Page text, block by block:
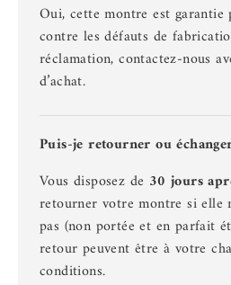
Oui, cette montre est garantie
contre les défauts de
réclamation, contactez-nous
d’achat.
Puis-je retourner ou
Vous disposez de 30 jours
retourner votre montre si elle
pas (non portée et en parfait
retour peuvent être à votre
conditions.